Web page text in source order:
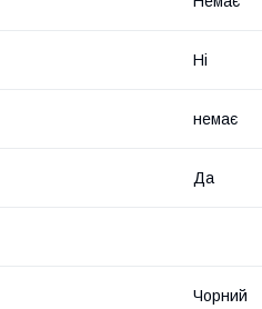
Ні
немає
Да
Чорний